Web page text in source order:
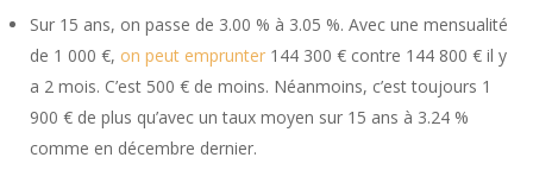
Sur 15 ans, on passe de 3.00 % à 3.05 %. Avec une mensualité
de 1 000 €, on peut emprunter 144 300 € contre 144 800 € il y
a 2 mois. C’est 500 € de moins. Néanmoins, c’est toujours 1
900 € de plus qu’avec un taux moyen sur 15 ans à 3.24 %
comme en décembre dernier.